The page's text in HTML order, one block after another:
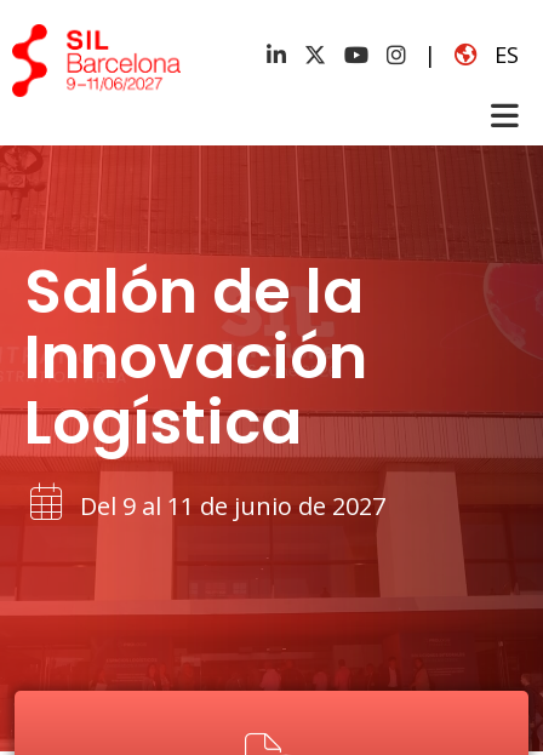
| ES
Salón de la
Innovación
Logística
Del 9 al 11 de junio de 2027